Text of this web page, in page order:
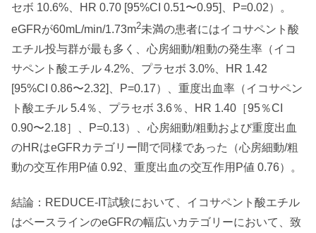
セボ 10.6%、HR 0.70 [95%CI 0.51〜0.95]、P=0.02）。
eGFRが60mL/min/1.73m2未満の患者にはイコサペント酸
エチル投与群が最も多く、心房細動/粗動の発生率（イコ
サペント酸エチル 4.2%、プラセボ 3.0%、HR 1.42
[95%CI 0.86〜2.32]、P=0.17）、重度出血率（イコサペン
ト酸エチル 5.4％、プラセボ 3.6％、HR 1.40［95％CI
0.90〜2.18］、P=0.13）、心房細動/粗動および重度出血
のHRはeGFRカテゴリー間で同様であった（心房細動/粗
動の交互作用P値 0.92、重度出血の交互作用P値 0.76）。
結論：REDUCE-IT試験において、イコサペント酸エチル
はベースラインのeGFRの幅広いカテゴリーにおいて、致